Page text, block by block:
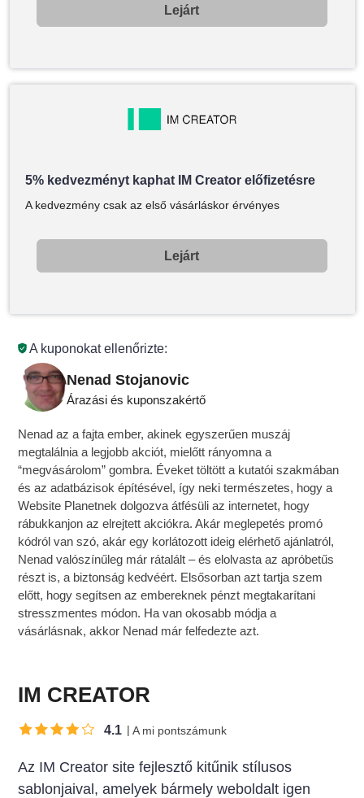
A kuponokat ellenőrizte:
Nenad Stojanovic
Árazási és kuponszakértő
Nenad az a fajta ember, akinek egyszerűen muszáj
megtalálnia a legjobb akciót, mielőtt rányomna a
“megvásárolom” gombra. Éveket töltött a kutatói szakmában
és az adatbázisok építésével, így neki természetes, hogy a
Website Planetnek dolgozva átfésüli az internetet, hogy
rábukkanjon az elrejtett akciókra. Akár meglepetés promó
kódról van szó, akár egy korlátozott ideig elérhető ajánlatról,
Nenad valószínűleg már rátalált – és elolvasta az apróbetűs
részt is, a biztonság kedvéért. Elsősorban azt tartja szem
előtt, hogy segítsen az embereknek pénzt megtakarítani
stresszmentes módon. Ha van okosabb módja a
vásárlásnak, akkor Nenad már felfedezte azt.
Lejárt
5% kedvezményt kaphat IM Creator előfizetésre
A kedvezmény csak az első vásárláskor érvényes
Lejárt
IM CREATOR
4.1 A mi pontszámunk
Az IM Creator site fejlesztő kitűnik stílusos
sablonjaival, amelyek bármely weboldalt igen